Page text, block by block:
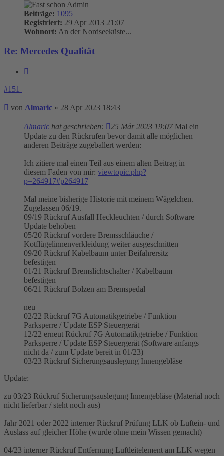
Beiträge: 1095
Registriert: 29 Apr 2013 21:07
Wohnort: An der Nordseeküste...
Re: Mercedes Qualität
#151
Beitrag
von Almaric » 28 Apr 2023 18:43
Almaric hat geschrieben: 25 Mär 2023 19:07Mal ein
Update zu den Rückrufen bevor damit alle möglichen
anderen Beiträge zugeballert werden:
Ich zitiere mal einen Teil aus einem alten Beitrag in
diesem Faden von mir: viewtopic.php?
p=264917#p264917
Mal meine bisherige Historie mit meinem Wägelchen.
Zugelassen 06/19.
09/19 Rückruf Ausfall Heckleuchten / durch Software
Update behoben
05/20 Rückruf vordere Bremsschläuche /
Kotflügelinnenverkleidung weiter ausgeschnitten
09/20 Rückruf Kabelbaum unter Beifahrersitz
befestigen
01/21 Rückruf Bremslichtschalter / Kabelbaum
befestigen
06/21 Rückruf Bolzen am Bremspedal
neu
02/22 Rückruf 7G Automatikgetriebe / Funktion
Parksperre / Update ESP Steuergerät
12/22 erneut Rückruf 7G Automatikgetriebe / Funktion
Parksperre / Update ESP Steuergerät (Software anfangs
nicht da / zum Update bereit in 01/23)
03/23 Rückruf Sicherungsauslegung Innengebläse
Update:
zu 03/23 Rückruf Sicherungsauslegung Innengebläse (Material noch
nicht lieferbar / steht noch aus)
Jahr 2021 oder 2022 interner Rückruf Prüfung LLK ob Luftein- und
Auslass auf gleicher Höhe (wurde ohne mein Wissen gemacht)
04/23 interner Rückruf Entfernung Luftleitelement am LLK wegen